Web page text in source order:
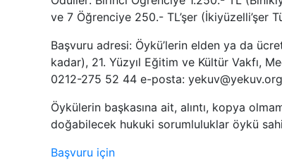
ve 7 Öğrenciye 250.- TL’şer
Başvuru adresi: Öykü’lerin elden ya da
kadar), 21. Yüzyıl Eğitim ve Kültür Vakfı,
0212-275 52 44 e-posta: yekuv@yekuv.org
Öykülerin başkasına ait, alıntı, kopya
doğabilecek hukuki sorumluluklar öykü
Başvuru için